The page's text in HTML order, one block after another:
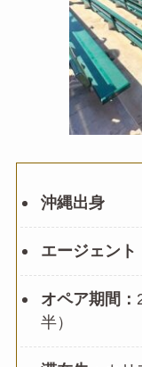
沖縄出身
エージェント
オペア期間：
半）